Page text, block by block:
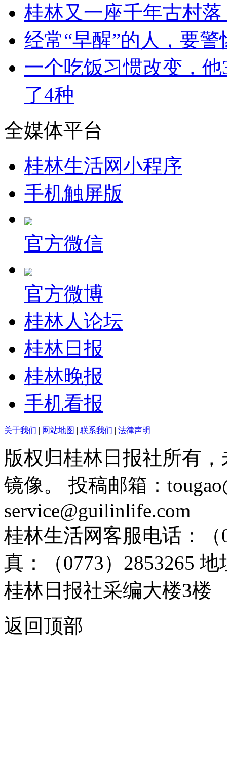
桂林又一座千年古村
经常“早醒”的人，要
一个吃饭习惯改变，
了4种
全媒体平台
桂林生活网小程序
手机触屏版
官方微信
官方微博
桂林人论坛
桂林日报
桂林晚报
手机看报
关于我们 | 网站地图 | 联系我们 | 法律声明
版权归桂林日报社所有
镜像。 投稿邮箱：
service@guilinlife.com
桂林生活网客服电话：（
真：（0773）2853265
桂林日报社采编大楼3楼
返回顶部